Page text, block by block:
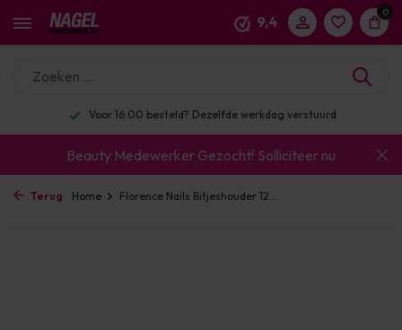
9,4
0
Voor 16:00 besteld? Dezelfde werkdag verstuurd
Beauty Medewerker Gezocht! Solliciteer nu
Terug Home Florence Nails Bitjeshouder 12...